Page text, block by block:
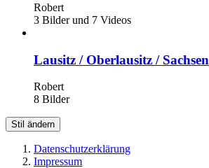
Robert
3 Bilder und 7 Videos
Lausitz / Oberlausitz / Sachsen
Robert
8 Bilder
Stil ändern
Datenschutzerklärung
Impressum